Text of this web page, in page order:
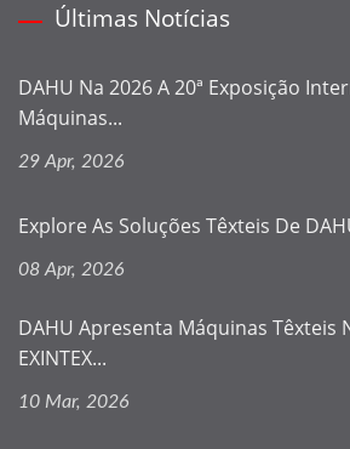
Últimas Notícias
DAHU Na 2026 A 20ª Exposição
Máquinas...
29 Apr, 2026
Explore As Soluções Têxteis De
08 Apr, 2026
DAHU Apresenta Máquinas Têxteis
EXINTEX...
10 Mar, 2026